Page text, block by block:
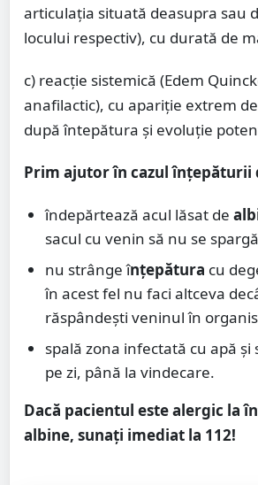
articulaţia situată deasupra sau
locului respectiv), cu durată de
c) reacţie sistemică (Edem
anafilactic), cu apariţie extrem
după întepătura şi evoluţie
Prim ajutor în cazul înțepăturii
îndepărtează acul lăsat de
sacul cu venin să nu se
nu strânge înțepătura cu
în acest fel nu faci altceva
răspândești veninul în
spală zona infectată cu apă și
pe zi, până la vindecare.
Dacă pacientul este alergic la
albine, sunați imediat la 112!